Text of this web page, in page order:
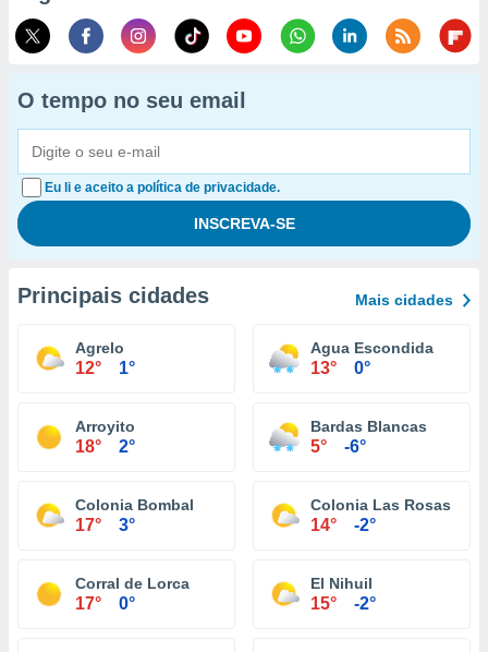
O tempo no seu email
Eu li e aceito a política de privacidade.
Principais cidades Mais cidades
Agrelo
12° 1°
Agua Escondida
13° 0°
Arroyito
18° 2°
Bardas Blancas
5° -6°
Colonia Bombal
17° 3°
Colonia Las Rosas
14° -2°
Corral de Lorca
17° 0°
El Nihuil
15° -2°